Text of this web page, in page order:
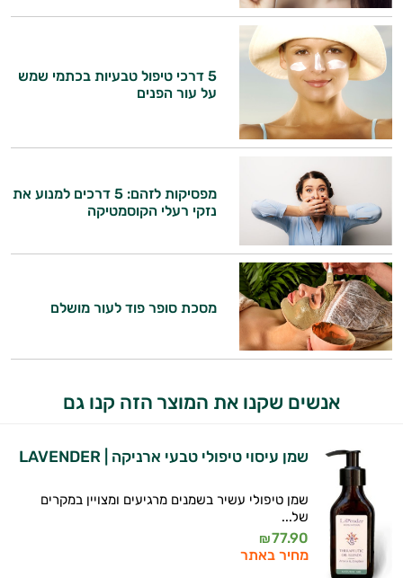
5 דרכי טיפול טבעיות בכתמי שמש
על עור הפנים
מפסיקות לזהם: 5 דרכים למנוע את
נזקי רעלי הקוסמטיקה
מסכת סופר פוד לעור מושלם
אנשים שקנו את המוצר הזה קנו גם
שמן עיסוי טיפולי טבעי ארניקה | LAVENDER
שמן טיפולי עשיר בשמנים מרגיעים ומצויין במקרים
של...
77.90
₪
מחיר באתר
היי,
אני יועץ הבריאות האישי AI של טבע בריא.
התשובות שלי מבוססות על מאגרי מידע קליניים
וספרות מקצועית בתחומי הרפואה הטבעית
ותזונת הספורט.
התזונה ומוצרי הבריאות המדויקים למטרות
ולמצב הגופני שלך, ולהסביר לך אילו רכיבים
יום וגם בתחום הכושר והספורט.
המטרה שלי היא להתאים עבורך המלצות
אישיות מבוססות מדעית.
זה הזמן להתחיל. איך אוכל לעזור?